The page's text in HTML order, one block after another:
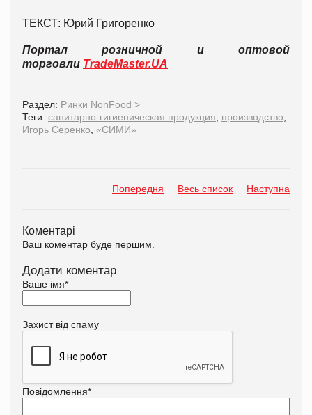
ТЕКСТ: Юрий Григоренко
Портал розничной и оптовой
торговли TradeMaster.UA
Раздел: Ринки NonFood >
Теги: санитарно-гигиеническая продукция производство
Игорь Серенко «СИМИ»
Попередня Весь список Наступна
Коментарі
Ваш коментар буде першим.
Додати коментар
Ваше імя*
Захист від спаму
Повідомлення*